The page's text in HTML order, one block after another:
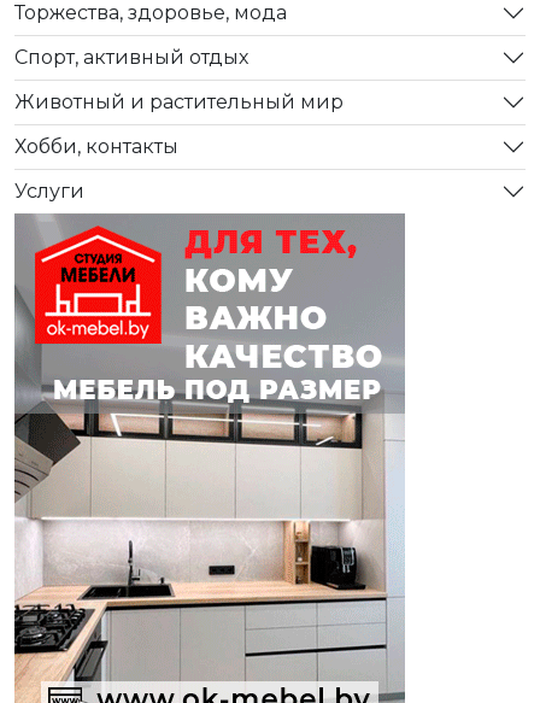
Торжества, здоровье, мода
Спорт, активный отдых
Животный и растительный мир
Хобби, контакты
Услуги